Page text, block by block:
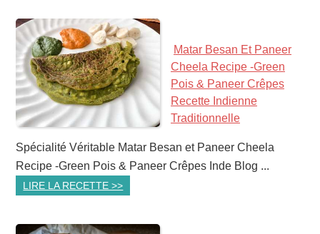
Matar Besan Et Paneer
Cheela Recipe -Green
Pois & Paneer Crêpes
Recette Indienne
Traditionnelle
Spécialité Véritable Matar Besan et Paneer Cheela
Recipe -Green Pois & Paneer Crêpes Inde Blog ...
LIRE LA RECETTE >>